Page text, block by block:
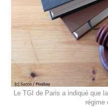
Le TGI de Paris a indiqué que
régime